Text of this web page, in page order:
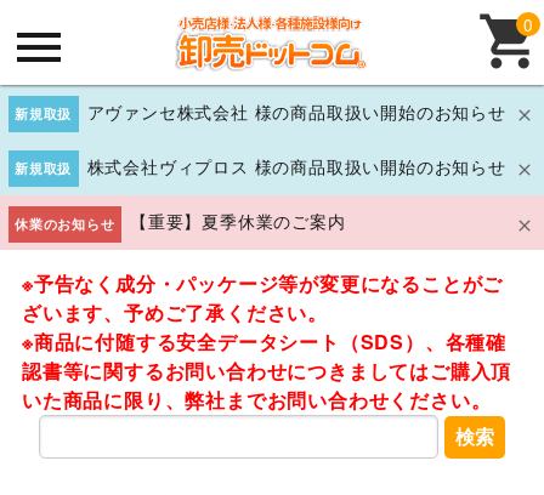
新規取扱 アヴァンセ株式会社 様の商品取扱い開始のお知らせ
新規取扱 株式会社ヴィプロス 様の商品取扱い開始のお知らせ
休業のお知らせ 【重要】夏季休業のご案内
0
※予告なく成分・パッケージ等が変更になることがご
ざいます、予めご了承ください。
※商品に付随する安全データシート（SDS）、各種確
認書等に関するお問い合わせにつきましてはご購入頂
いた商品に限り、弊社までお問い合わせください。
検索